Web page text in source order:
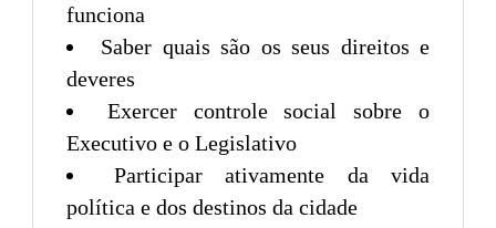
funciona
Saber quais são os seus direitos e
deveres
Exercer controle social sobre o
Executivo e o Legislativo
Participar ativamente da vida
política e dos destinos da cidade